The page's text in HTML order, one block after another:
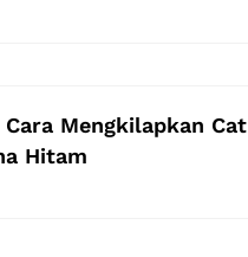
Cara Mengkilapkan Cat
Hitam